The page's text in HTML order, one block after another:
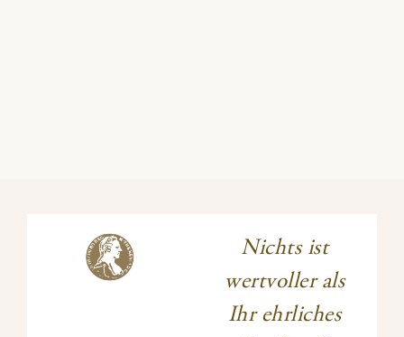
Nichts ist
wertvoller als
Ihr ehrliches